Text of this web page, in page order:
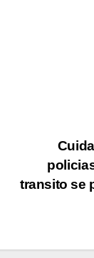
transito se